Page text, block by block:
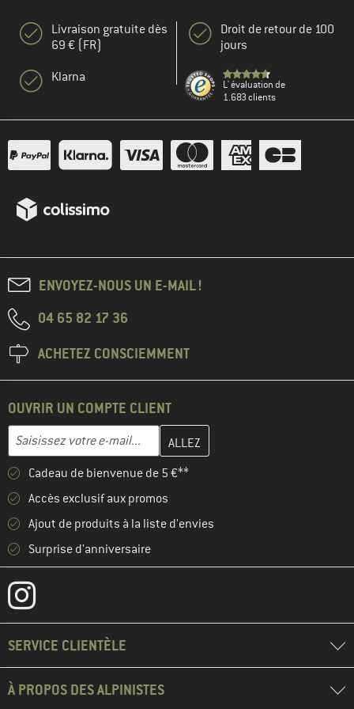
Livraison gratuite dès
69 € (FR)
Klarna
Droit de retour de 100
jours
L' évaluation de
1.683 clients
ENVOYEZ-NOUS UN E-MAIL !
04 65 82 17 36
ACHETEZ CONSCIEMMENT
OUVRIR UN COMPTE CLIENT
Adresse e-mail
Entrez votre adresse e-mail ici et créez votre compte client à la
Cadeau de bienvenue de 5 €**
Accès exclusif aux promos
Ajout de produits à la liste d'envies
Surprise d'anniversaire
SERVICE CLIENTÈLE
À PROPOS DES ALPINISTES